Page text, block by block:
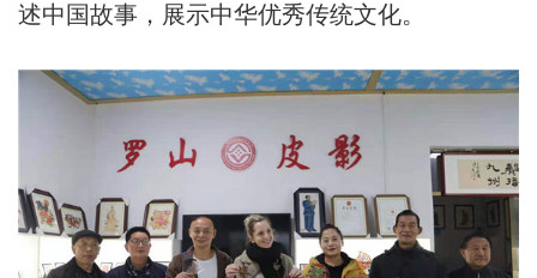
述中国故事，展示中华优秀传统文化。